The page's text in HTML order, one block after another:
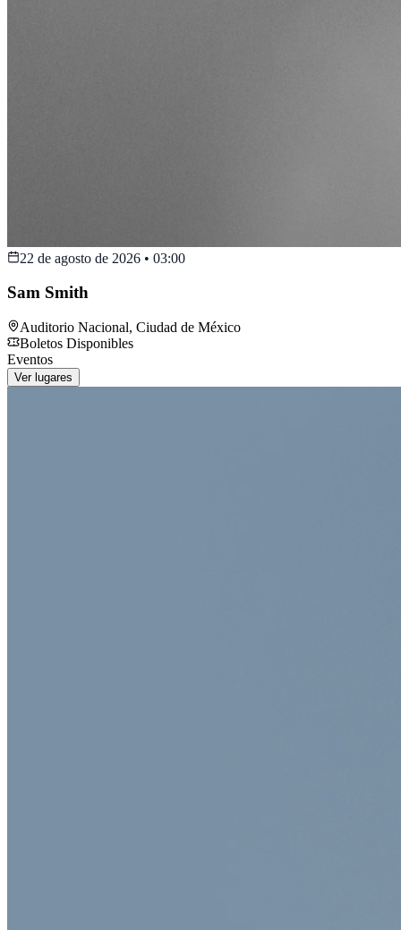
22 de agosto de 2026 • 03:00
Sam Smith
Auditorio Nacional, Ciudad de México
Boletos Disponibles
Eventos
Ver lugares